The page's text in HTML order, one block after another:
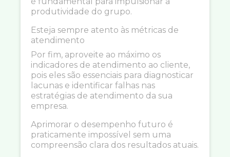
produtividade do grupo.
Esteja sempre atento às métricas de
atendimento
Por fim, aproveite ao máximo os
indicadores de atendimento ao cliente,
pois eles são essenciais para diagnosticar
lacunas e identificar falhas nas
estratégias de atendimento da sua
empresa.
Aprimorar o desempenho futuro é
praticamente impossível sem uma
compreensão clara dos resultados atuais.